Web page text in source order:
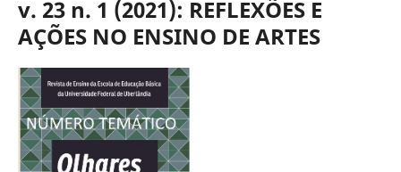
v. 23 n. 1 (2021): REFLEXÕES E
AÇÕES NO ENSINO DE ARTES